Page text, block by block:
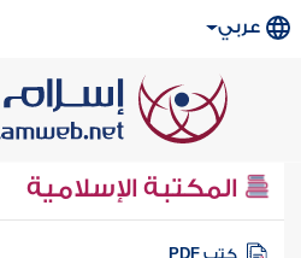
عربي
المكتبة الإسلامية